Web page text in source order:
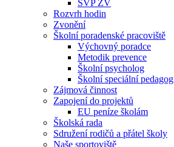
ŠVP ZV
Rozvrh hodin
Zvonění
Školní poradenské pracoviště
Výchovný poradce
Metodik prevence
Školní psycholog
Školní speciální pedagog
Zájmová činnost
Zapojení do projektů
EU peníze školám
Školská rada
Sdružení rodičů a přátel školy
Naše sportoviště